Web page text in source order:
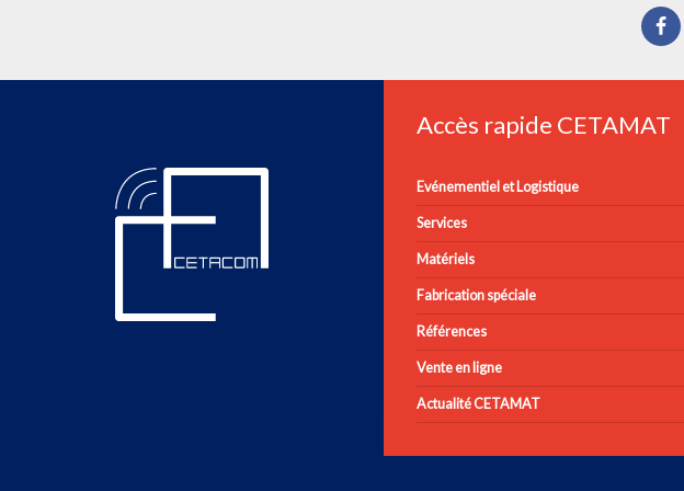
Accès rapide CETAMAT
Evénementiel et Logistique
Services
Matériels
Fabrication spéciale
Références
Vente en ligne
Actualité CETAMAT